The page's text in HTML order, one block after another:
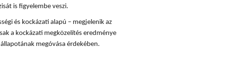
is figyelembe veszi.
és kockázati alapú – megjelenik az
a kockázati megközelítés eredménye
megóvása érdekében.